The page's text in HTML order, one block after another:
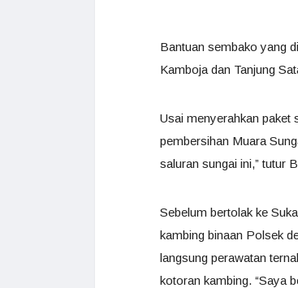
Bantuan sembako yang
Kamboja dan Tanjung
Usai menyerahkan paket
pembersihan Muara
saluran sungai ini,” tutur
Sebelum bertolak ke
kambing binaan Polsek
langsung perawatan
kotoran kambing. “Saya